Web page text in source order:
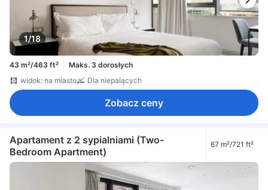
1/18
43 m²/463 ft²
Maks. 3 dorosłych
widok: na miasto
Dla niepalących
Zobacz ceny
Apartament z 2 sypialniami (Two-
Bedroom Apartment)
67 m²/721 ft²